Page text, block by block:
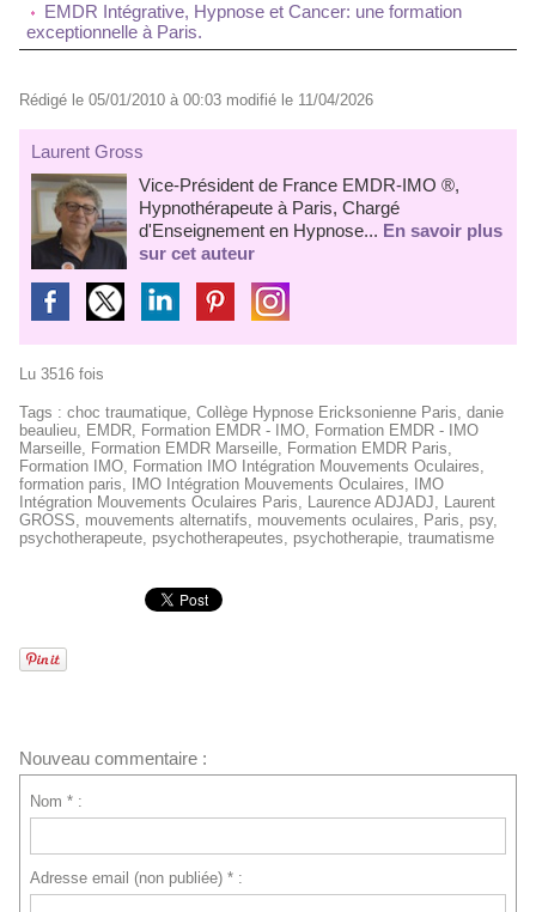
EMDR Intégrative, Hypnose et Cancer: une formation
exceptionnelle à Paris.
Rédigé le 05/01/2010 à 00:03 modifié le 11/04/2026
Laurent Gross
Vice-Président de France EMDR-IMO ®,
Hypnothérapeute à Paris, Chargé
d'Enseignement en Hypnose... En savoir plus
sur cet auteur
Lu 3516 fois
Tags : choc traumatique, Collège Hypnose Ericksonienne Paris, danie
beaulieu, EMDR, Formation EMDR - IMO, Formation EMDR - IMO
Marseille, Formation EMDR Marseille, Formation EMDR Paris,
Formation IMO, Formation IMO Intégration Mouvements Oculaires,
formation paris, IMO Intégration Mouvements Oculaires,
IMO
Intégration Mouvements Oculaires Paris, Laurence ADJADJ, Laurent
GROSS, mouvements alternatifs, mouvements oculaires, Paris, psy,
psychotherapeute, psychotherapeutes, psychotherapie, traumatisme
Nouveau commentaire :
Nom * :
Adresse email (non publiée) * :